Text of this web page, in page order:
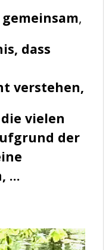
,
dass
verstehen,
vielen
der
…